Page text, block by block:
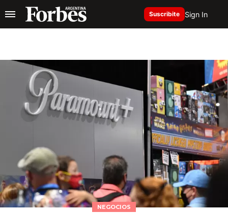
Suscribite Sign In
NEGOCIOS